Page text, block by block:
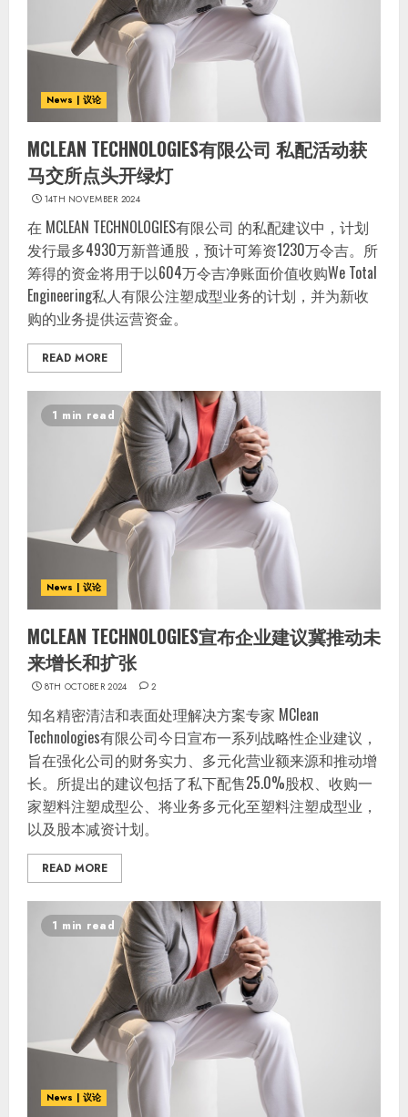
News | 议论
MCLEAN TECHNOLOGIES有限公司 私配活动获
马交所点头开绿灯
14TH NOVEMBER 2024
在 MCLEAN TECHNOLOGIES有限公司 的私配建议中，计划
发行最多4930万新普通股，预计可筹资1230万令吉。所
筹得的资金将用于以604万令吉净账面价值收购We Total
Engineering私人有限公注塑成型业务的计划，并为新收
购的业务提供运营资金。
READ MORE
1 min read
News | 议论
MCLEAN TECHNOLOGIES宣布企业建议冀推动未
来增长和扩张
8TH OCTOBER 2024 2
知名精密清洁和表面处理解决方案专家 MClean
Technologies有限公司今日宣布一系列战略性企业建议，
旨在强化公司的财务实力、多元化营业额来源和推动增
长。所提出的建议包括了私下配售25.0%股权、收购一
家塑料注塑成型公、将业务多元化至塑料注塑成型业，
以及股本减资计划。
READ MORE
1 min read
News | 议论